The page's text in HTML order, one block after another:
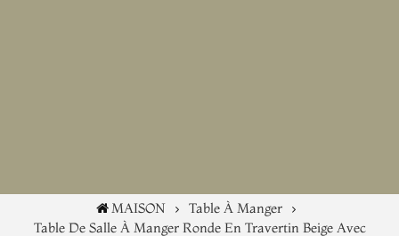
MAISON
Table À Manger
Table De Salle À Manger Ronde En Travertin Beige Avec